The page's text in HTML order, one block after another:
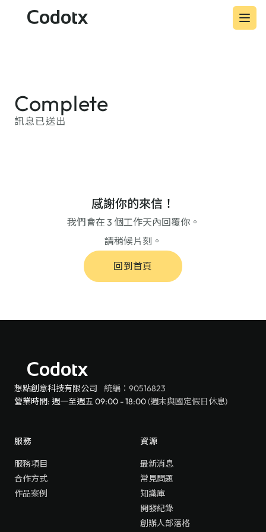
Codotx
Complete
訊息已送出
感謝你的來信！
我們會在 3 個工作天內回覆你。
請稍候片刻。
回到首頁
Codotx
想點創意科技有限公司
統編：90516823
營業時間: 週一至週五 09:00 - 18:00(週末與國定假日休息)
服務
服務項目
合作方式
作品案例
資源
最新消息
常見問題
知識庫
開發紀錄
創辦人部落格